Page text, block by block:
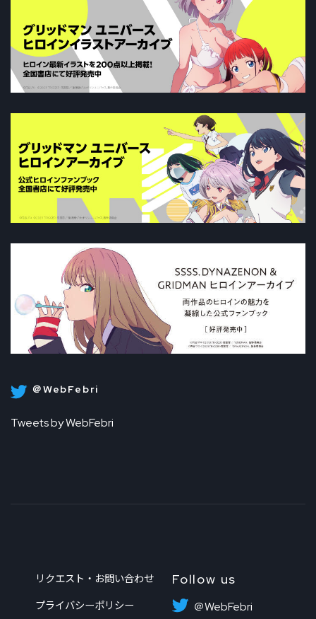
＠WebFebri
Tweets by WebFebri
リクエスト・お問い合わせ
プライバシーポリシー
Follow us
＠WebFebri